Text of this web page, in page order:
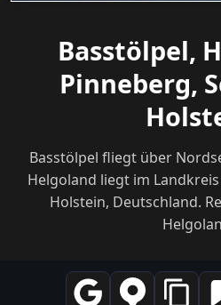
Basstölpel,
Pinneberg,
Basstölpel fliegt über
Helgoland liegt im
Holstein, Deutschland.